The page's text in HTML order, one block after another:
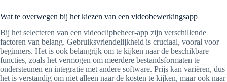
Wat te overwegen bij het kiezen van een videobewerkingsapp
Bij het selecteren van een videoclipbeheer-app zijn verschillende
factoren van belang. Gebruiksvriendelijkheid is cruciaal, vooral voor
beginners. Het is ook belangrijk om te kijken naar de beschikbare
functies, zoals het vermogen om meerdere bestandsformaten te
ondersteunen en integratie met andere software. Prijs kan variëren, dus
het is verstandig om niet alleen naar de kosten te kijken, maar ook naar